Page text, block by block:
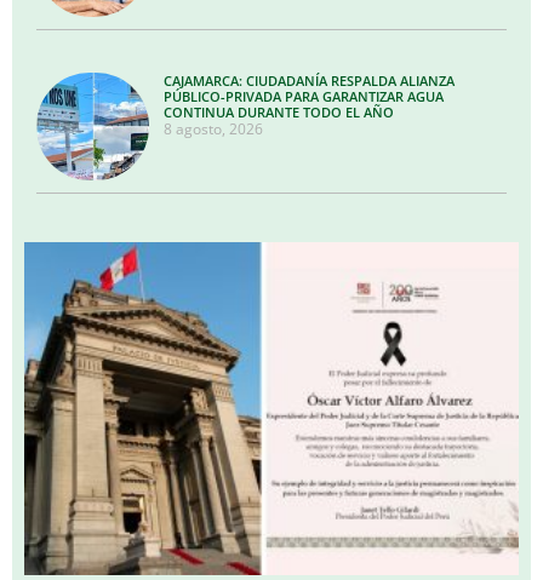
CAJAMARCA: CIUDADANÍA RESPALDA ALIANZA
PÚBLICO-PRIVADA PARA GARANTIZAR AGUA
CONTINUA DURANTE TODO EL AÑO
8 agosto, 2026